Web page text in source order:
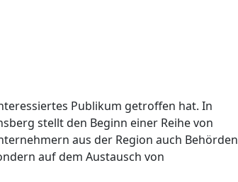
Publikum getroffen hat. In
stellt den Beginn einer Reihe von
aus der Region auch Behörden
auf dem Austausch von